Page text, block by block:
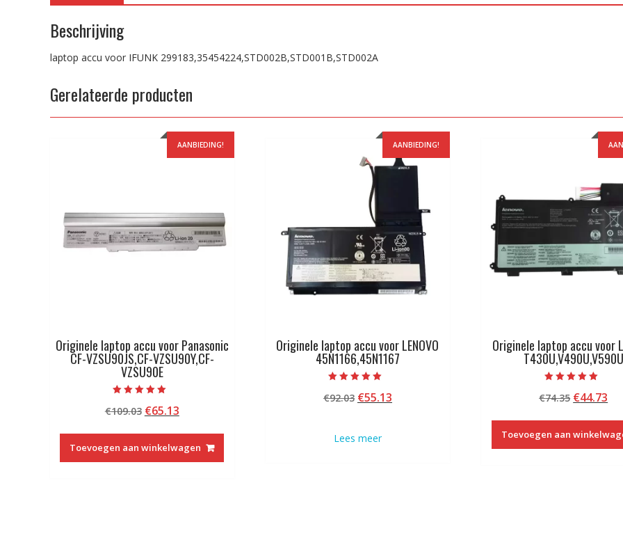
Beschrijving
laptop accu voor IFUNK 299183,35454224,STD002B,STD001B,STD002A
Gerelateerde producten
AANBIEDING!
Originele laptop accu voor Panasonic
CF-VZSU90JS,CF-VZSU90Y,CF-
VZSU90E
5.00
van 5
€109.03 Oorspronkelijke
was:
€109.03.
€65.13Huidige
€65.13.
Toevoegen aan winkelwagen
AANBIEDING!
Originele laptop accu voor LENOVO
45N1166,45N1167
5.00
van 5
€92.03 Oorspronkelijke
€92.03.
€55.13Huidige
Lees meer
Originele laptop accu voor
T430U,V490U,V590U
5.00
van 5
€74.35
was:
€74.35.
€44.73
Toevoegen aan